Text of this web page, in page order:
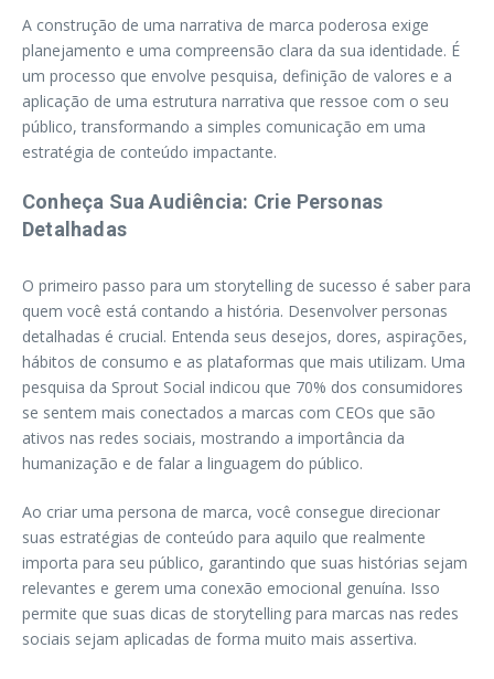
A construção de uma narrativa de marca poderosa exige
planejamento e uma compreensão clara da sua identidade. É
um processo que envolve pesquisa, definição de valores e a
aplicação de uma estrutura narrativa que ressoe com o seu
público, transformando a simples comunicação em uma
estratégia de conteúdo impactante.
Conheça Sua Audiência: Crie Personas
Detalhadas
O primeiro passo para um storytelling de sucesso é saber para
quem você está contando a história. Desenvolver personas
detalhadas é crucial. Entenda seus desejos, dores, aspirações,
hábitos de consumo e as plataformas que mais utilizam. Uma
pesquisa da Sprout Social indicou que 70% dos consumidores
se sentem mais conectados a marcas com CEOs que são
ativos nas redes sociais, mostrando a importância da
humanização e de falar a linguagem do público.
Ao criar uma persona de marca, você consegue direcionar
suas estratégias de conteúdo para aquilo que realmente
importa para seu público, garantindo que suas histórias sejam
relevantes e gerem uma conexão emocional genuína. Isso
permite que suas dicas de storytelling para marcas nas redes
sociais sejam aplicadas de forma muito mais assertiva.